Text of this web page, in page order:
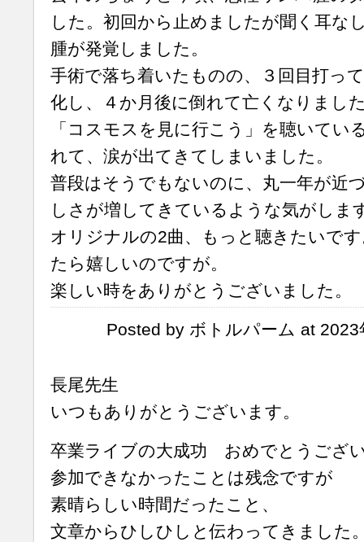
した。初回から止めましたが聞く耳な
腫が発覚しました。
手術で落ち着いたものの、３回目打っ
化し、４か月後に倒れて亡くなりまし
「コスモスを見に行こう」を聴いてい
れて、涙が出てきてしまいました。
普段はそうでもないのに、丸一年が近
しさが増してきているような気がしま
オリジナルの2曲、もっと聴きたいで
たら嬉しいのですが。
楽しい時をありがとうございました。
Posted by ボトルパーム at
長尾先生
いつもありがとうございます。
卒業ライブの大成功 おめでとうござ
参加できなかったことは残念ですが
素晴らしい時間だったこと、
文章からひしひしと伝わってきました